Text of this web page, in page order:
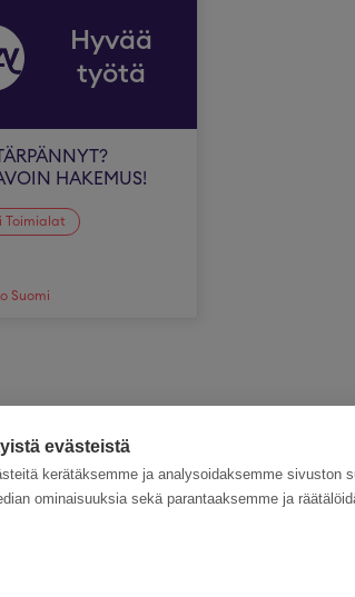
Hyvää
työtä
HAKEMUS!
Toimialat
Suomi
evästeistä
kerätäksemme ja analysoidaksemme sivuston
ominaisuuksia sekä parantaaksemme ja